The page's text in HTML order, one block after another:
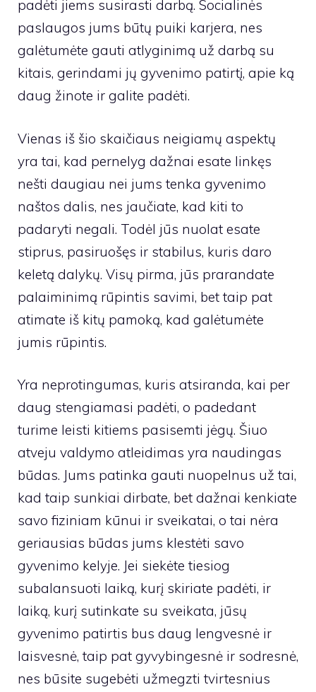
padėti jiems susirasti darbą. Socialinės
paslaugos jums būtų puiki karjera, nes
galėtumėte gauti atlyginimą už darbą su
kitais, gerindami jų gyvenimo patirtį, apie ką
daug žinote ir galite padėti.
Vienas iš šio skaičiaus neigiamų aspektų
yra tai, kad pernelyg dažnai esate linkęs
nešti daugiau nei jums tenka gyvenimo
naštos dalis, nes jaučiate, kad kiti to
padaryti negali. Todėl jūs nuolat esate
stiprus, pasiruošęs ir stabilus, kuris daro
keletą dalykų. Visų pirma, jūs prarandate
palaiminimą rūpintis savimi, bet taip pat
atimate iš kitų pamoką, kad galėtumėte
jumis rūpintis.
Yra neprotingumas, kuris atsiranda, kai per
daug stengiamasi padėti, o padedant
turime leisti kitiems pasisemti jėgų. Šiuo
atveju valdymo atleidimas yra naudingas
būdas. Jums patinka gauti nuopelnus už tai,
kad taip sunkiai dirbate, bet dažnai kenkiate
savo fiziniam kūnui ir sveikatai, o tai nėra
geriausias būdas jums klestėti savo
gyvenimo kelyje. Jei siekėte tiesiog
subalansuoti laiką, kurį skiriate padėti, ir
laiką, kurį sutinkate su sveikata, jūsų
gyvenimo patirtis bus daug lengvesnė ir
laisvesnė, taip pat gyvybingesnė ir sodresnė,
nes būsite sugebėti užmegzti tvirtesnius